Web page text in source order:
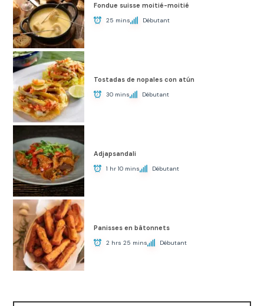
Fondue suisse moitié-moitié
25 mins Débutant
Tostadas de nopales con atún
30 mins Débutant
Adjapsandali
1 hr 10 mins Débutant
Panisses en bâtonnets
2 hrs 25 mins Débutant